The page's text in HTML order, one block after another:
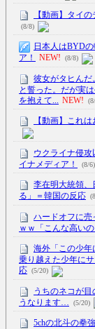
【動画】タイ
(8/8)
日本人はBYD
ア！
NEW! (8/8)
彼女がタヒんだ
と誓った。だが実
を抱えて... NEW!
【動画】これ
ウクライナ侵
イナメディア！
(8/6)
李在明大統領
る」＝韓国の反応
ハードオフに売
ｗｗ「こんな高い
海外「この少年
乗り越えた少年に
応 (5/20)
うちのネコが
うなります…
(5/20)
5chの北斗の拳